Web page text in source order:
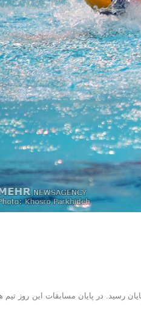
در استخر ٩دی مجموعه ورزشی شیرودی به پایان رسید. در پایان مسابقات این روز